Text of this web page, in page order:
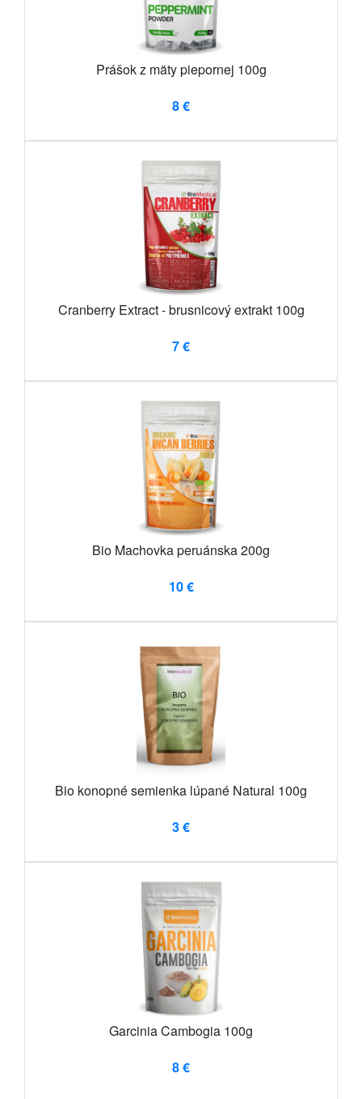
Prášok z mäty piepornej 100g
8 €
Cranberry Extract - brusnicový extrakt 100g
7 €
Bio Machovka peruánska 200g
10 €
Bio konopné semienka lúpané Natural 100g
3 €
Garcinia Cambogia 100g
8 €